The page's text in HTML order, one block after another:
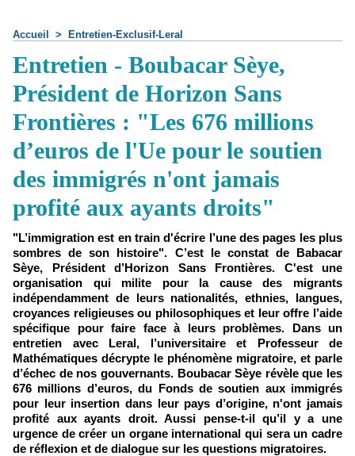
Accueil > Entretien-Exclusif-Leral
Entretien - Boubacar Sèye,
Président de Horizon Sans
Frontières : "Les 676 millions
d’euros de l'Ue pour le soutien
des immigrés n'ont jamais
profité aux ayants droits"
"L’immigration est en train d'écrire l’une des pages les plus
sombres de son histoire". C’est le constat de Babacar
Sèye, Président d’Horizon Sans Frontières. C'est une
organisation qui milite pour la cause des migrants
indépendamment de leurs nationalités, ethnies, langues,
croyances religieuses ou philosophiques et leur offre l’aide
spécifique pour faire face à leurs problèmes. Dans un
entretien avec Leral, l’universitaire et Professeur de
Mathématiques décrypte le phénomène migratoire, et parle
d’échec de nos gouvernants. Boubacar Sèye révèle que les
676 millions d’euros, du Fonds de soutien aux immigrés
pour leur insertion dans leur pays d’origine, n'ont jamais
profité aux ayants droit. Aussi pense-t-il qu’il y a une
urgence de créer un organe international qui sera un cadre
de réflexion et de dialogue sur les questions migratoires.